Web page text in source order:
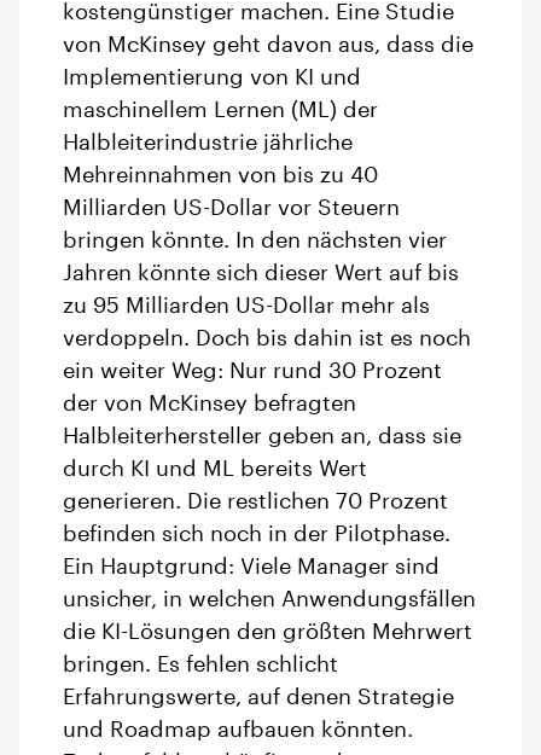
kostengünstiger machen. Eine Studie
von McKinsey geht davon aus, dass die
Implementierung von KI und
maschinellem Lernen (ML) der
Halbleiterindustrie jährliche
Mehreinnahmen von bis zu 40
Milliarden US-Dollar vor Steuern
bringen könnte. In den nächsten vier
Jahren könnte sich dieser Wert auf bis
zu 95 Milliarden US-Dollar mehr als
verdoppeln. Doch bis dahin ist es noch
ein weiter Weg: Nur rund 30 Prozent
der von McKinsey befragten
Halbleiterhersteller geben an, dass sie
durch KI und ML bereits Wert
generieren. Die restlichen 70 Prozent
befinden sich noch in der Pilotphase.
Ein Hauptgrund: Viele Manager sind
unsicher, in welchen Anwendungsfällen
die KI-Lösungen den größten Mehrwert
bringen. Es fehlen schlicht
Erfahrungswerte, auf denen Strategie
und Roadmap aufbauen könnten.